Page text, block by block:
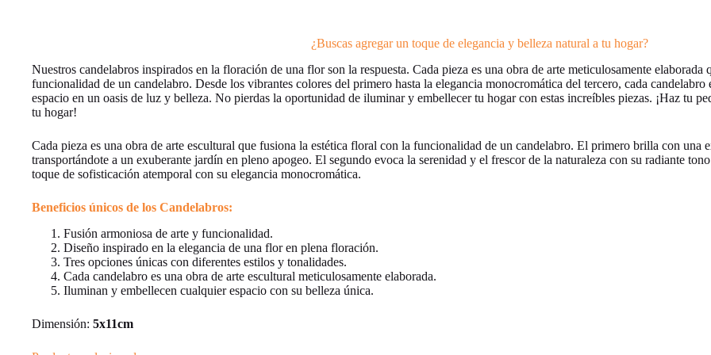
¿Buscas agregar un toque de elegancia y belleza natural a tu hogar?
Nuestros candelabros inspirados en la floración de una flor son la respuesta. Cada pieza es una obra de arte meticulosamente
funcionalidad de un candelabro. Desde los vibrantes colores del primero hasta la elegancia monocromática del tercero, cada
espacio en un oasis de luz y belleza. No pierdas la oportunidad de iluminar y embellecer tu hogar con estas increíbles piezas. ¡Haz tu
tu hogar!
Cada pieza es una obra de arte escultural que fusiona la estética floral con la funcionalidad de un candelabro. El primero brilla con una
transportándote a un exuberante jardín en pleno apogeo. El segundo evoca la serenidad y el frescor de la naturaleza con su radiante
toque de sofisticación atemporal con su elegancia monocromática.
Beneficios únicos de los Candelabros:
Fusión armoniosa de arte y funcionalidad.
Diseño inspirado en la elegancia de una flor en plena floración.
Tres opciones únicas con diferentes estilos y tonalidades.
Cada candelabro es una obra de arte escultural meticulosamente elaborada.
Iluminan y embellecen cualquier espacio con su belleza única.
Dimensión: 5x11cm